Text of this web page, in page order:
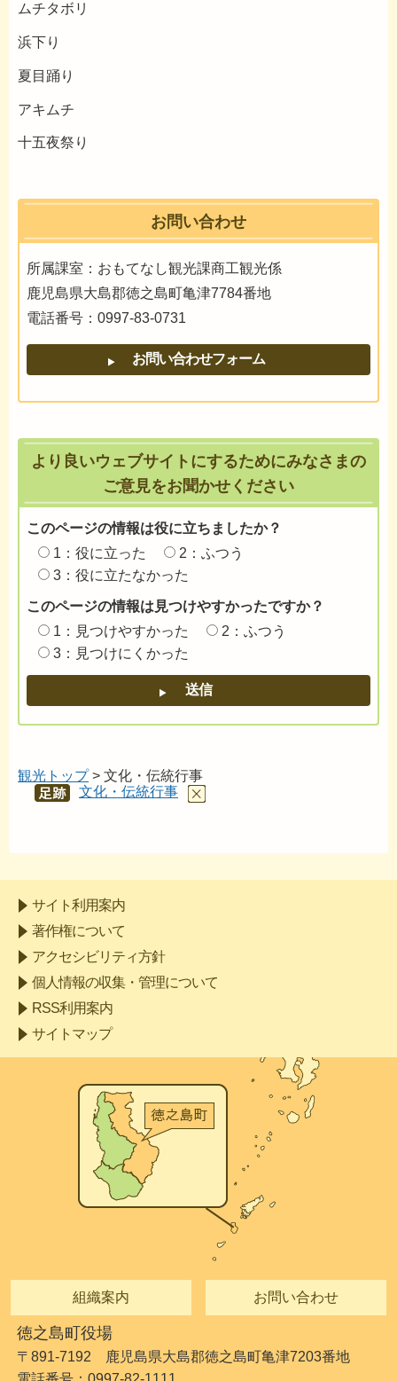
ムチタボリ
浜下り
夏目踊り
アキムチ
十五夜祭り
お問い合わせ
所属課室：おもてなし観光課商工観光係
鹿児島県大島郡徳之島町亀津7784番地
電話番号：0997-83-0731
より良いウェブサイトにするためにみなさまの
ご意見をお聞かせください
このページの情報は役に立ちましたか？
1：役に立った
2：ふつう
3：役に立たなかった
このページの情報は見つけやすかったですか？
1：見つけやすかった
2：ふつう
3：見つけにくかった
観光トップ> 文化・伝統行事
あし
文化・伝統行事
サイト利用案内
著作権について
アクセシビリティ方針
個人情報の収集・管理について
RSS利用案内
サイトマップ
組織案内 お問い合わせ
徳之島町役場
〒891-7192 鹿児島県大島郡徳之島町亀津7203番地